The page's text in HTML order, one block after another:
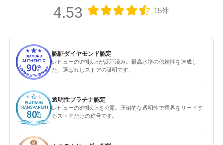
4.53 15件
認証ダイヤモンド認定
レビューの9割以上が認証済み。最高水準の信頼性を達成し
た、選ばれしストアの証明です。
透明性プラチナ認定
レビューの8割以上を公開。圧倒的な透明性で業界をリードす
るストアだけの称号です。